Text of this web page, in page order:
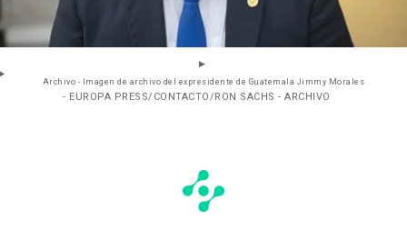
Archivo - Imagen de archivo del expresidente de Guatemala Jimmy Morales
- EUROPA PRESS/CONTACTO/RON SACHS - ARCHIVO